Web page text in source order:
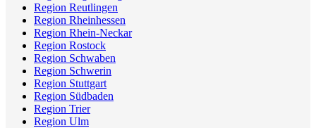
Region Reutlingen
Region Rheinhessen
Region Rhein-Neckar
Region Rostock
Region Schwaben
Region Schwerin
Region Stuttgart
Region Südbaden
Region Trier
Region Ulm